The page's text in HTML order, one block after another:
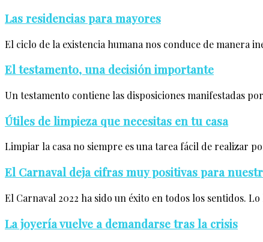
Las residencias para mayores
El ciclo de la existencia humana nos conduce de manera
El testamento, una decisión importante
Un testamento contiene las disposiciones manifestadas
Útiles de limpieza que necesitas en tu casa
Limpiar la casa no siempre es una tarea fácil de realizar
El Carnaval deja cifras muy positivas para
El Carnaval 2022 ha sido un éxito en todos los sentidos.
La joyería vuelve a demandarse tras la crisis